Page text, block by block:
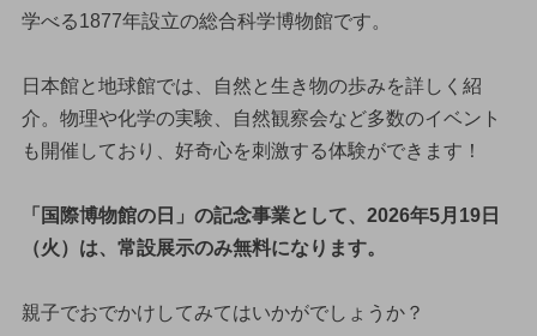
学べる1877年設立の総合科学博物館です。
日本館と地球館では、自然と生き物の歩みを詳しく紹
介。物理や化学の実験、自然観察会など多数のイベント
も開催しており、好奇心を刺激する体験ができます！
「国際博物館の日」の記念事業として、2026年5月19日
（火）は、常設展示のみ無料になります。
親子でおでかけしてみてはいかがでしょうか？